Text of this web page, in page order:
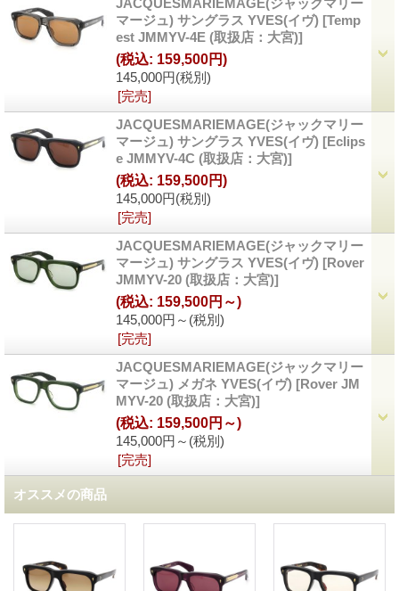
JACQUESMARIEMAGE(ジャックマリー
マージュ) サングラス YVES(イヴ) [Temp
est JMMYV-4E (取扱店：大宮)]
145,000円(税別)
(税込: 159,500円)
[完売]
JACQUESMARIEMAGE(ジャックマリー
マージュ) サングラス YVES(イヴ) [Eclips
e JMMYV-4C (取扱店：大宮)]
145,000円(税別)
(税込: 159,500円)
[完売]
JACQUESMARIEMAGE(ジャックマリー
マージュ) サングラス YVES(イヴ) [Rover
JMMYV-20 (取扱店：大宮)]
145,000円～ (税別)
(税込: 159,500円～)
[完売]
JACQUESMARIEMAGE(ジャックマリー
マージュ) メガネ YVES(イヴ) [Rover JM
MYV-20 (取扱店：大宮)]
145,000円～ (税別)
(税込: 159,500円～)
[完売]
オススメの商品